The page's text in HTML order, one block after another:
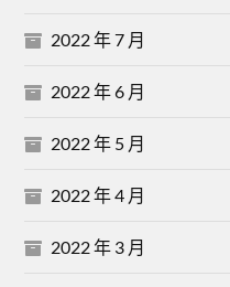
2022 年 7 月
2022 年 6 月
2022 年 5 月
2022 年 4 月
2022 年 3 月